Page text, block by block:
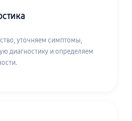
уточняем симптомы,
диагностику и определяем